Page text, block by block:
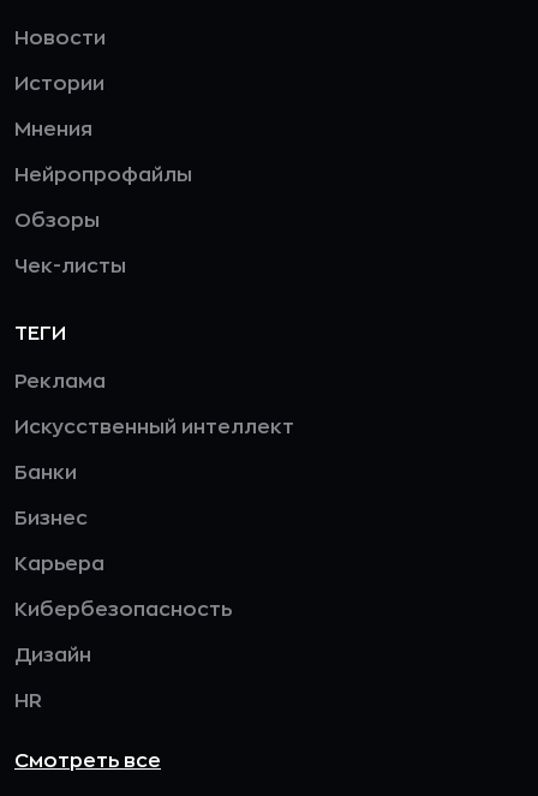
Новости
Истории
Мнения
Нейропрофайлы
Обзоры
Чек-листы
ТЕГИ
Реклама
Искусственный интеллект
Банки
Бизнес
Карьера
Кибербезопасность
Дизайн
HR
Смотреть все